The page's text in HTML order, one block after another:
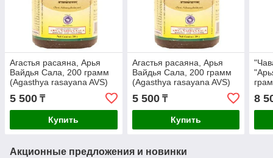
Агастья расаяна, Арья
Вайдья Сала, 200 грамм
(Agasthya rasayana AVS)
5 500 ₸
Купить
Агастья расаяна, Арья
Вайдья Сала, 200 грамм
(Agasthya rasayana AVS)
5 500₸
Купить
8
Акционные предложения и новинки